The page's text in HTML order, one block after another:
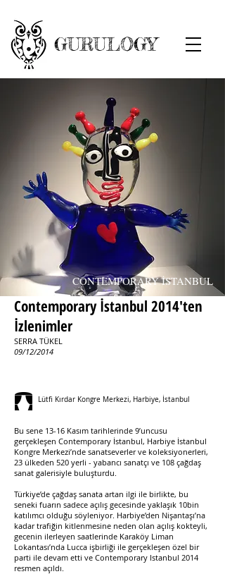
GURULOGY
Bu sene 13-16 Kasım tarihlerinde 9’uncusu
gerçekleşen Contemporary İstanbul, Harbiye İstanbul
Kongre Merkezi’nde sanatseverler ve koleksiyonerleri,
23 ülkeden 520 yerli - yabancı sanatçı ve 108 çağdaş
sanat galerisiyle buluşturdu.
Türkiye’de çağdaş sanata artan ilgi ile birlikte, bu
seneki fuarın sadece açılış gecesinde yaklaşık 10bin
katılımcı olduğu söyleniyor. Harbiye’den Nişantaşı’na
kadar trafiğin kitlenmesine neden olan açılış kokteyli,
gecenin ilerleyen saatlerinde Karaköy Liman
Lokantası’nda Lucca işbirliği ile gerçekleşen özel bir
parti ile devam etti ve Contemporary Istanbul 2014
resmen açıldı.
CONTEMPORARY İSTANBUL
Contemporary İstanbul 2014'ten
İzlenimler
SERRA TÜKEL
09/12/2014
Lütfi Kırdar Kongre Merkezi, Harbiye, İstanbul